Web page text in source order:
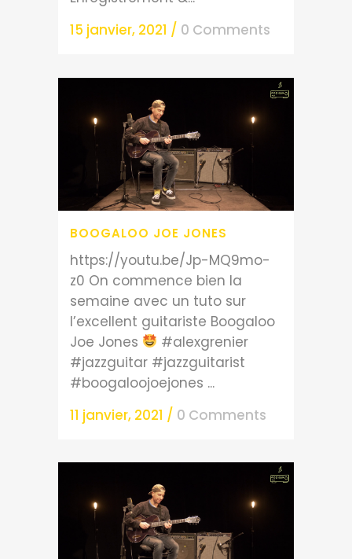
15 janvier, 2021 / 0 Comments
BOOGALOO JOE JONES
https://youtu.be/Jp-MQ9mo-
z0 On commence bien la
semaine avec un tuto sur
l’excellent guitariste Boogaloo
Joe Jones
#alexgrenier
#jazzguitar #jazzguitarist
#boogaloojoejones ...
11 janvier, 2021 / 0 Comments